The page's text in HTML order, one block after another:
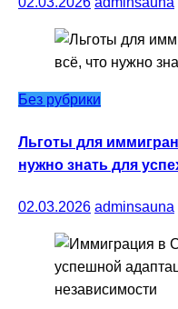
Без рубрики
Льготы для
нужно знать для
02.03.2026 adminsauna